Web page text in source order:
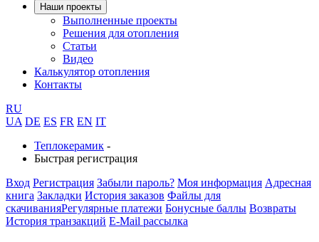
Наши проекты
Выполненные проекты
Решения для отопления
Статьи
Видео
Калькулятор отопления
Контакты
RU
UA DE ES FR EN IT
Теплокерамик -
Быстрая регистрация
Вход Регистрация Забыли пароль? Моя информация Адресная
книга Закладки История заказов Файлы для
скачиванияРегулярные платежи Бонусные баллы Возвраты
История транзакций E-Mail рассылка